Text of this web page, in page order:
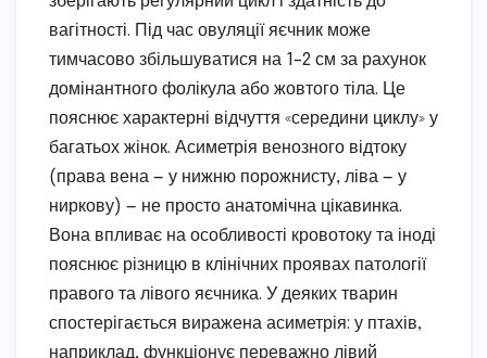
вагітності. Під час овуляції яєчник може
тимчасово збільшуватися на 1–2 см за рахунок
домінантного фолікула або жовтого тіла. Це
пояснює характерні відчуття «середини циклу» у
багатьох жінок. Асиметрія венозного відтоку
(права вена — у нижню порожнисту, ліва — у
ниркову) — не просто анатомічна цікавинка.
Вона впливає на особливості кровотоку та іноді
пояснює різницю в клінічних проявах патології
правого та лівого яєчника. У деяких тварин
спостерігається виражена асиметрія: у птахів,
наприклад, функціонує переважно лівий